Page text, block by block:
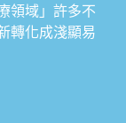
領域」許多不
轉化成淺顯易